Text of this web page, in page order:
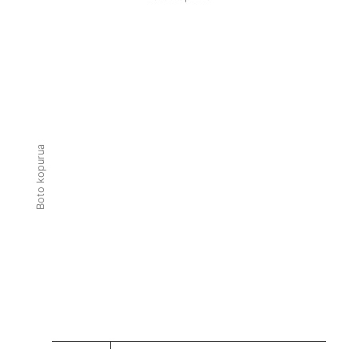
Boto kopurua